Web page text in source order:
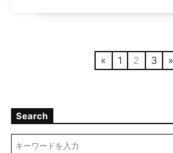
« 1 2 3 »
Search